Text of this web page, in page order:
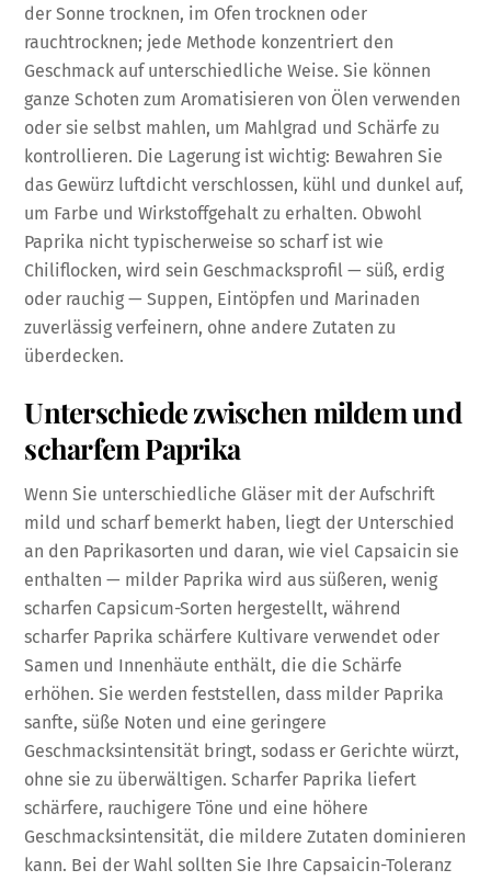
der Sonne trocknen, im Ofen trocknen oder
rauchtrocknen; jede Methode konzentriert den
Geschmack auf unterschiedliche Weise. Sie können
ganze Schoten zum Aromatisieren von Ölen verwenden
oder sie selbst mahlen, um Mahlgrad und Schärfe zu
kontrollieren. Die Lagerung ist wichtig: Bewahren Sie
das Gewürz luftdicht verschlossen, kühl und dunkel auf,
um Farbe und Wirkstoffgehalt zu erhalten. Obwohl
Paprika nicht typischerweise so scharf ist wie
Chiliflocken, wird sein Geschmacksprofil — süß, erdig
oder rauchig — Suppen, Eintöpfen und Marinaden
zuverlässig verfeinern, ohne andere Zutaten zu
überdecken.
Unterschiede zwischen mildem und
scharfem Paprika
Wenn Sie unterschiedliche Gläser mit der Aufschrift
mild und scharf bemerkt haben, liegt der Unterschied
an den Paprikasorten und daran, wie viel Capsaicin sie
enthalten — milder Paprika wird aus süßeren, wenig
scharfen Capsicum-Sorten hergestellt, während
scharfer Paprika schärfere Kultivare verwendet oder
Samen und Innenhäute enthält, die die Schärfe
erhöhen. Sie werden feststellen, dass milder Paprika
sanfte, süße Noten und eine geringere
Geschmacksintensität bringt, sodass er Gerichte würzt,
ohne sie zu überwältigen. Scharfer Paprika liefert
schärfere, rauchigere Töne und eine höhere
Geschmacksintensität, die mildere Zutaten dominieren
kann. Bei der Wahl sollten Sie Ihre Capsaicin-Toleranz